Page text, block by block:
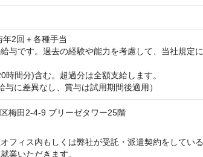
2回＋各種手当
与です。過去の経験や能力を考慮して、当社規定に
間分)含む。超過分は全額支給します。
に差異なし、賞与は試用期間後適用）
梅田2-4-9 ブリーゼタワー25階
フィス内もしくは弊社が受託・派遣契約をしている
業いただきます。